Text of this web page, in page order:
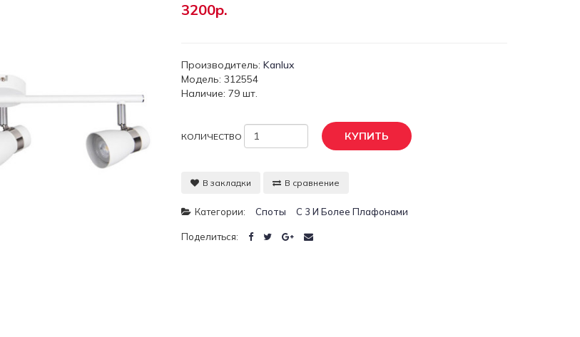
3200р.
Производитель: Kanlux
Модель: 312554
Наличие: 79 шт.
КОЛИЧЕСТВО КУПИТЬ
В закладки В сравнение
Категории: Споты С 3 И Более Плафонами
Поделиться: